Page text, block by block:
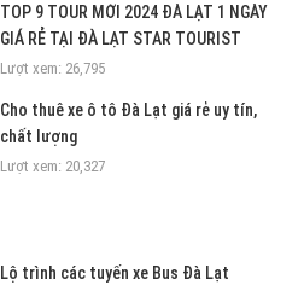
TOP 9 TOUR MỚI 2024 ĐÀ LẠT 1 NGÀY
GIÁ RẺ TẠI ĐÀ LẠT STAR TOURIST
Lượt xem: 26,795
Cho thuê xe ô tô Đà Lạt giá rẻ uy tín,
chất lượng
Lượt xem: 20,327
Lộ trình các tuyến xe Bus Đà Lạt